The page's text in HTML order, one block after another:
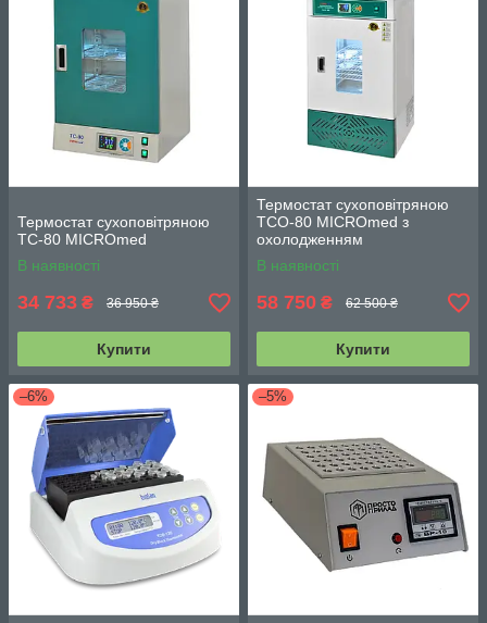
Термостат сухоповітряною
TC-80 MICROmed
В наявності
34 733 ₴ 36 950 ₴
Купити
Термостат сухоповітряною
ТСО-80 MICROmed з
охолодженням
В наявності
58 750 ₴ 62 500 ₴
Купити
–6% –5%